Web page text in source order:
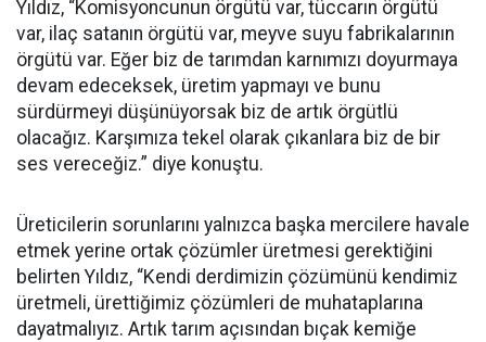
Yıldız, “Komisyoncunun örgütü var, tüccarın örgütü
var, ilaç satanın örgütü var, meyve suyu fabrikalarının
örgütü var. Eğer biz de tarımdan karnımızı doyurmaya
devam edeceksek, üretim yapmayı ve bunu
sürdürmeyi düşünüyorsak biz de artık örgütlü
olacağız. Karşımıza tekel olarak çıkanlara biz de bir
ses vereceğiz.” diye konuştu.
Üreticilerin sorunlarını yalnızca başka mercilere havale
etmek yerine ortak çözümler üretmesi gerektiğini
belirten Yıldız, “Kendi derdimizin çözümünü kendimiz
üretmeli, ürettiğimiz çözümleri de muhataplarına
dayatmalıyız. Artık tarım açısından bıçak kemiğe